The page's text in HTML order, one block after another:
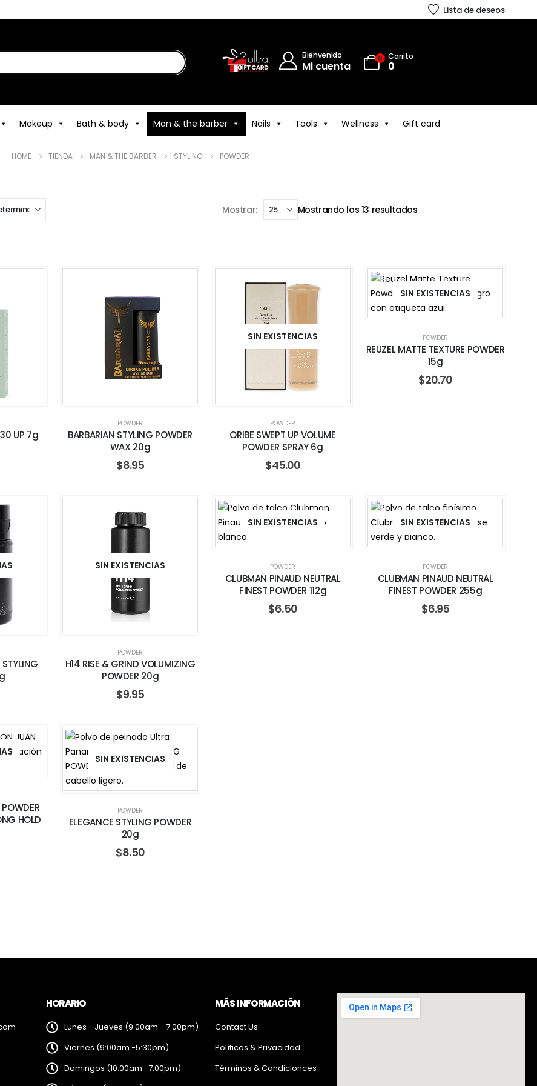
Lista de deseos
Bienvenido
Mi cuenta
0 Carrito
0
Makeup Bath & body Man & the barber Nails Tools Wellness Gift card
HOME TIENDA MAN & THE BARBER STYLING POWDER
Mostrar: Mostrando los 13 resultados
30 UP 7g
POWDER
BARBARIAN STYLING POWDER
WAX 20g
$8.95
SIN EXISTENCIAS
POWDER
ORIBE SWEPT UP VOLUME
POWDER SPRAY 6g
$45.00
SIN EXISTENCIAS
POWDER
REUZEL MATTE TEXTURE POWDER
15g
$20.70
SIN EXISTENCIAS
POWDER
H14 RISE & GRIND VOLUMIZING
POWDER 20g
$9.95
SIN EXISTENCIAS
POWDER
CLUBMAN PINAUD NEUTRAL
FINEST POWDER 112g
$6.50
SIN EXISTENCIAS
POWDER
CLUBMAN PINAUD NEUTRAL
FINEST POWDER 255g
$6.95
HOLD
SIN EXISTENCIAS
POWDER
ELEGANCE STYLING POWDER
20g
$8.50
HORARIO
Lunes - Jueves (9:00am - 7:00pm)
Viernes (9:00am -5:30pm)
Domingos (10:00am -7:00pm)
MÁS INFORMACIÓN
Contact Us
Políticas & Privacidad
Términos & Condicionces